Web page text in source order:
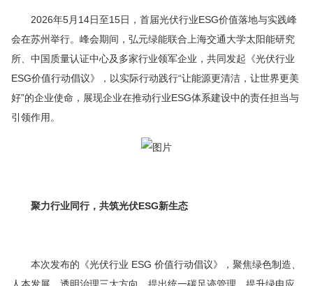
2026年5月14日至15日，首届光伏行业ESG价值落地与实践峰
会在苏州举行。峰会期间，弘元绿能联合上海交通大学太阳能研究
所、中国质量认证中心及多家行业领军企业，共同发起《光伏行业
ESG价值行动倡议》，以实际行动践行“让能源更清洁，让世界更美
好”的企业使命，展现企业在推动行业ESG体系建设中的责任担当与
引领作用。
聚力行业同行，共筑光伏ESG新生态
本次发布的《光伏行业 ESG 价值行动倡议》，聚焦绿色制造、